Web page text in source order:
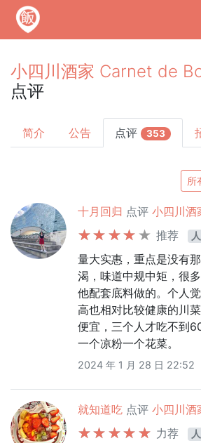
小四川酒家 Carnet de
点评
简介 公告 点评 353
所
十月回归 点评 小四川
推荐
量大实惠，重点是没有
渴，味道中规中矩，很
他配套底料做的。个人
高也相对比较健康的川
便宜，三个人才吃不到
一个凉粉一个花菜。
2024 年 1 月 28 日 22:52
就知道吃 点评 小四川
力荐